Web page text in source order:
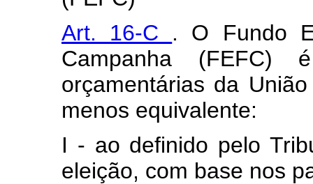
Art. 16-C . O Fundo
Campanha (FEFC)
orçamentárias da
menos equivalente:
I - ao definido pelo
eleição, com base nos